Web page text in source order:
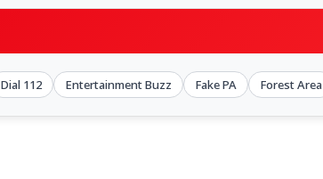
Dial 112 Entertainment Buzz Fake PA Forest Area